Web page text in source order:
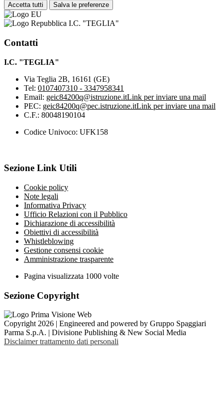
Accetta tutti Salva le preferenze
I.C. "TEGLIA"
Contatti
I.C. "TEGLIA"
Via Teglia 2B, 16161 (GE)
Tel: 0107407310 - 3347958341
Email: geic84200q@istruzione.itLink per inviare una mail
PEC: geic84200q@pec.istruzione.itLink per inviare una mail
C.F.: 80048190104
Codice Univoco: UFK158
Sezione Link Utili
Cookie policy
Note legali
Informativa Privacy
Ufficio Relazioni con il Pubblico
Dichiarazione di accessibilità
Obiettivi di accessibilità
Whistleblowing
Gestione consensi cookie
Amministrazione trasparente
Pagina visualizzata 1000 volte
Sezione Copyright
Copyright 2026 | Engineered and powered by Gruppo Spaggiari
Parma S.p.A. | Divisione Publishing & New Social Media
Disclaimer trattamento dati personali